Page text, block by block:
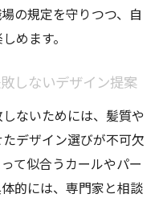
の規定を守りつつ、自
めます。
しないデザイン提案
ないためには、髪質や
デザイン選びが不可欠
て似合うカールやパー
的には、専門家と相談